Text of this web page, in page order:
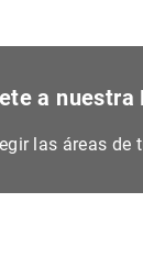
a nuestra
las áreas de